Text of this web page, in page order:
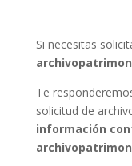
Si necesitas
Te
solicitud de
información